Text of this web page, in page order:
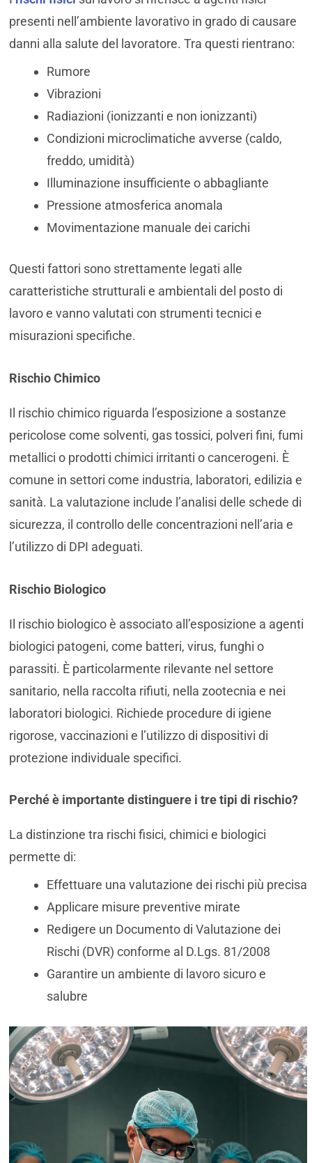
presenti nell’ambiente lavorativo in grado di causare
danni alla salute del lavoratore. Tra questi rientrano:
Rumore
Vibrazioni
Radiazioni (ionizzanti e non ionizzanti)
Condizioni microclimatiche avverse (caldo,
freddo, umidità)
Illuminazione insufficiente o abbagliante
Pressione atmosferica anomala
Movimentazione manuale dei carichi
Questi fattori sono strettamente legati alle
caratteristiche strutturali e ambientali del posto di
lavoro e vanno valutati con strumenti tecnici e
misurazioni specifiche.
Rischio Chimico
Il rischio chimico riguarda l’esposizione a sostanze
pericolose come solventi, gas tossici, polveri fini, fumi
metallici o prodotti chimici irritanti o cancerogeni. È
comune in settori come industria, laboratori, edilizia e
sanità. La valutazione include l’analisi delle schede di
sicurezza, il controllo delle concentrazioni nell’aria e
l’utilizzo di DPI adeguati.
Rischio Biologico
Il rischio biologico è associato all’esposizione a agenti
biologici patogeni, come batteri, virus, funghi o
parassiti. È particolarmente rilevante nel settore
sanitario, nella raccolta rifiuti, nella zootecnia e nei
laboratori biologici. Richiede procedure di igiene
rigorose, vaccinazioni e l’utilizzo di dispositivi di
protezione individuale specifici.
Perché è importante distinguere i tre tipi di rischio?
La distinzione tra rischi fisici, chimici e biologici
permette di:
Effettuare una valutazione dei rischi più precisa
Applicare misure preventive mirate
Redigere un Documento di Valutazione dei
Rischi (DVR) conforme al D.Lgs. 81/2008
Garantire un ambiente di lavoro sicuro e
salubre